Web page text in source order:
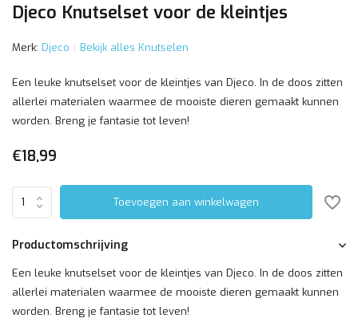
Djeco Knutselset voor de kleintjes
Merk: Djeco Bekijk alles Knutselen
Een leuke knutselset voor de kleintjes van Djeco. In de doos zitten
allerlei materialen waarmee de mooiste dieren gemaakt kunnen
worden. Breng je fantasie tot leven!
€18,99
Toevoegen aan winkelwagen
Productomschrijving
Een leuke knutselset voor de kleintjes van Djeco. In de doos zitten
allerlei materialen waarmee de mooiste dieren gemaakt kunnen
worden. Breng je fantasie tot leven!